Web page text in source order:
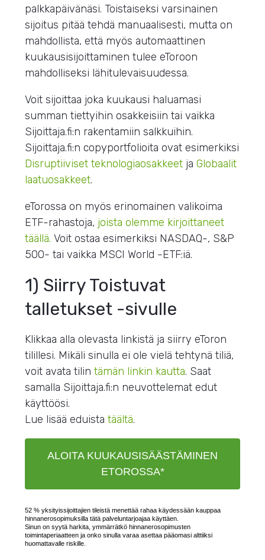
palkkapäivänäsi. Toistaiseksi varsinainen
sijoitus pitää tehdä manuaalisesti, mutta on
mahdollista, että myös automaattinen
kuukausisijoittaminen tulee eToroon
mahdolliseksi lähitulevaisuudessa.
Voit sijoittaa joka kuukausi haluamasi
summan tiettyihin osakkeisiin tai vaikka
Sijoittaja.fi:n rakentamiin salkkuihin.
Sijoittaja.fi:n copyportfolioita ovat esimerkiksi
Disruptiiviset teknologiaosakkeet jaGlobaalit
laatuosakkeet.
eTorossa on myös erinomainen valikoima
ETF-rahastoja, joista olemme kirjoittaneet
täällä. Voit ostaa esimerkiksi NASDAQ-, S&P
500- tai vaikka MSCI World -ETF:iä.
1) Siirry Toistuvat
talletukset -sivulle
Klikkaa alla olevasta linkistä ja siirry eToron
tilillesi. Mikäli sinulla ei ole vielä tehtynä tiliä,
voit avata tilintämän linkin kautta. Saat
samalla Sijoittaja.fi:n neuvottelemat edut
käyttöösi.
Lue lisää eduistatäältä.
ALOITA KUUKAUSISÄÄSTÄMINEN
ETOROSSA*
52 % yksityissijoittajien tileistä menettää rahaa käydessään kauppaa
hinnanerosopimuksilla tätä palveluntarjoajaa käyttäen.
Sinun on syytä harkita, ymmärrätkö hinnanerosopimusten
toimintaperiaatteen ja onko sinulla varaa asettaa pääomasi alttiiksi
huomattavalle riskille.